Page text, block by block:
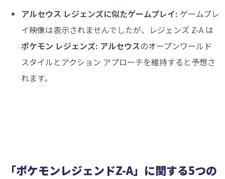
アルセウス レジェンズに似たゲームプレイ: ゲームプレ
イ映像は表示されませんでしたが、レジェンズ Z-A は
ポケモン レジェンズ: アルセウスのオープンワールド
スタイルとアクション アプローチを維持すると予想さ
れます。
「ポケモンレジェンドZ-A」に関する5つの